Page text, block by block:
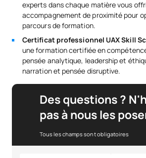
experts dans chaque matière vous
accompagnement de proximité pour
parcours de formation.
Certificat professionnel UAX Skill
une formation certifiée en
pensée analytique, leadership et
narration et pensée disruptive.
Des questions ?
pas à nous les
Tous les champs sont obligatoires